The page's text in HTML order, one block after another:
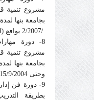
مشروع تنمية
بجامعة بنها لمدة
/2/2007 بواقع (24) ساعة.
8- دورة
مشروع تنمية
وحتى 15/9/2004 بواقع (40) ساعة.
9- دورة فن
بطريقة